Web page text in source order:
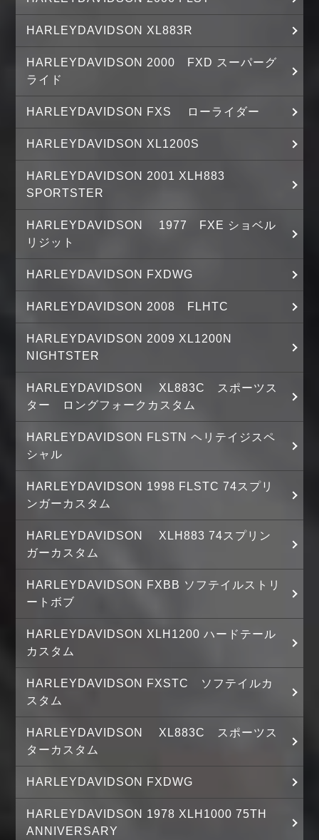
HARLEYDAVIDSON XL883R
HARLEYDAVIDSON 2000 FXD スーパーグ
ライド
HARLEYDAVIDSON FXS ローライダー
HARLEYDAVIDSON XL1200S
HARLEYDAVIDSON 2001 XLH883
SPORTSTER
HARLEYDAVIDSON 1977 FXE ショベル
リジット
HARLEYDAVIDSON FXDWG
HARLEYDAVIDSON 2008 FLHTC
HARLEYDAVIDSON 2009 XL1200N
NIGHTSTER
HARLEYDAVIDSON XL883C スポーツス
ター ロングフォークカスタム
HARLEYDAVIDSON FLSTN ヘリテイジスペ
シャル
HARLEYDAVIDSON 1998 FLSTC 74スプリ
ンガーカスタム
HARLEYDAVIDSON XLH883 74スプリン
ガーカスタム
HARLEYDAVIDSON FXBB ソフテイルストリ
ートボブ
HARLEYDAVIDSON XLH1200 ハードテール
カスタム
HARLEYDAVIDSON FXSTC ソフテイルカ
スタム
HARLEYDAVIDSON XL883C スポーツス
ターカスタム
HARLEYDAVIDSON FXDWG
HARLEYDAVIDSON 1978 XLH1000 75TH
ANNIVERSARY